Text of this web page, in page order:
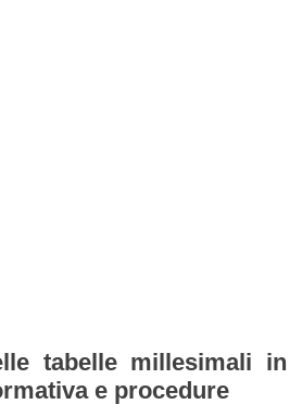
tabelle millesimali in
e procedure